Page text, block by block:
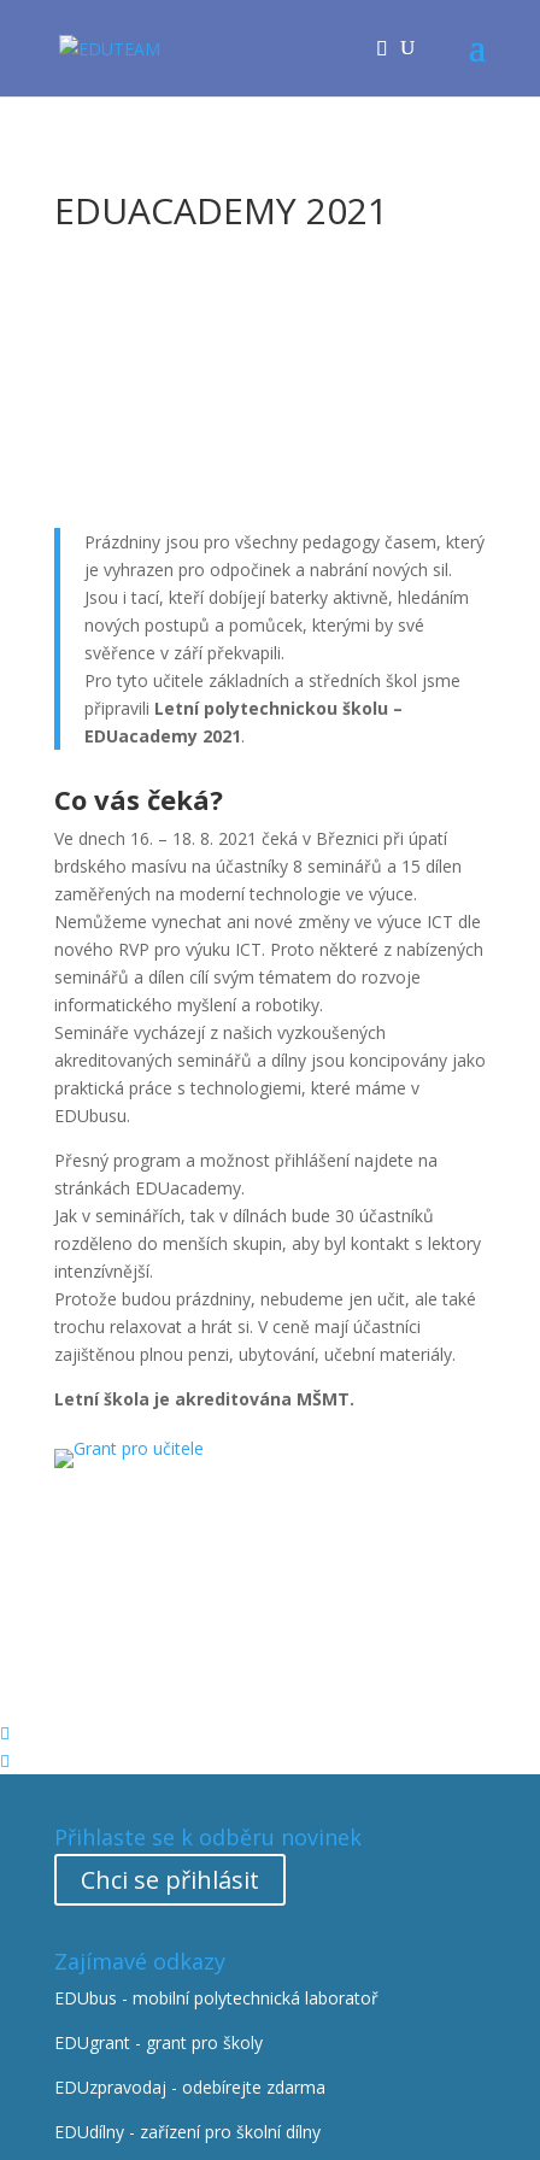
EDUACADEMY 2021
Prázdniny jsou pro všechny pedagogy časem, který
je vyhrazen pro odpočinek a nabrání nových sil.
Jsou i tací, kteří dobíjejí baterky aktivně, hledáním
nových postupů a pomůcek, kterými by své
svěřence v září překvapili.
Pro tyto učitele základních a středních škol jsme
připravili Letní polytechnickou školu –
EDUacademy 2021.
Co vás čeká?
Ve dnech 16. – 18. 8. 2021 čeká v Březnici při úpatí
brdského masívu na účastníky 8 seminářů a 15 dílen
zaměřených na moderní technologie ve výuce.
Nemůžeme vynechat ani nové změny ve výuce ICT dle
nového RVP pro výuku ICT. Proto některé z nabízených
seminářů a dílen cílí svým tématem do rozvoje
informatického myšlení a robotiky.
Semináře vycházejí z našich vyzkoušených
akreditovaných seminářů a dílny jsou koncipovány jako
praktická práce s technologiemi, které máme v
EDUbusu.
Přesný program a možnost přihlášení najdete na
stránkách EDUacademy.
Jak v seminářích, tak v dílnách bude 30 účastníků
rozděleno do menších skupin, aby byl kontakt s lektory
intenzívnější.
Protože budou prázdniny, nebudeme jen učit, ale také
trochu relaxovat a hrát si. V ceně mají účastníci
zajištěnou plnou penzi, ubytování, učební materiály.
Letní škola je akreditována MŠMT.


Přihlaste se k odběru novinek
Chci se přihlásit
Zajímavé odkazy
EDUbus - mobilní polytechnická laboratoř
EDUgrant - grant pro školy
EDUzpravodaj - odebírejte zdarma
EDUdílny - zařízení pro školní dílny